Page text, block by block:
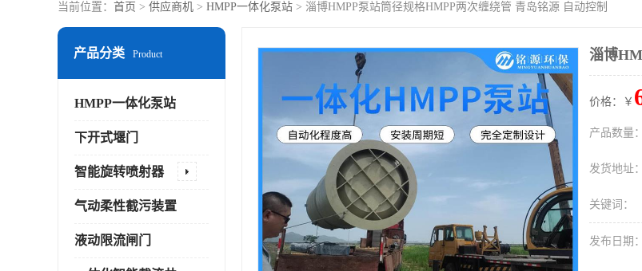
当前位置： 首页 > 供应商机 > HMPP一体化泵站 > 淄博HMPP泵站筒径规格HMPP两次缠绕管 青岛铭源 自动控制
产品分类 Product
HMPP一体化泵站
下开式堰门
智能旋转喷射器
气动柔性截污装置
液动限流闸门
淄博
价格：￥
产品数量：
发货地址：
关键词：
发布日期：